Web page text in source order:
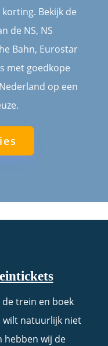
Bekijk de
de NS, NS
Bahn, Eurostar
met goedkope
op een
trein en boek
wilt natuurlijk niet
hebben wij de